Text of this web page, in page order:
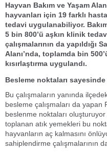
Hayvan Bakım ve Yaşam
hayvanları için 19 farklı
tedavi uygulanabiliyor.
5 bin 800’ü aşkın klinik
çalışmalarının da yapıldığı
Alanı’nda, toplamda bin
kısırlaştırma uygulandı.
Besleme noktaları
Bu çalışmaların yanında
besleme çalışmaları da
beslenme noktaları
toplanan atık yemekleri bu
hayvanların aç kalmasını
sahiplendirme çalışmalarının